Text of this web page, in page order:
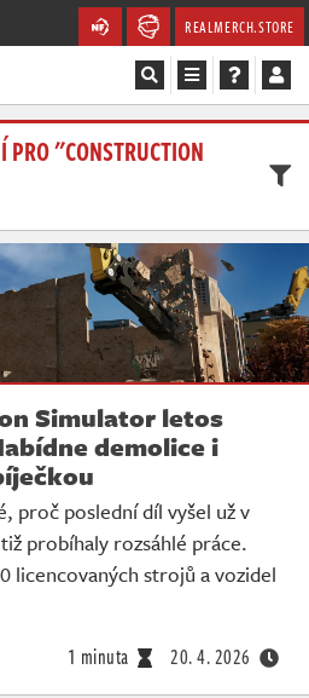
REALMERCH.STORE
PRO "CONSTRUCTION
Simulator letos
demolice i
proč poslední díl vyšel už v
probíhaly rozsáhlé práce.
licencovaných strojů a vozidel
1 minuta 20. 4. 2026